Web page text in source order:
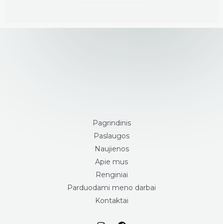
Pagrindinis
Paslaugos
Naujienos
Apie mus
Renginiai
Parduodami meno darbai
Kontaktai